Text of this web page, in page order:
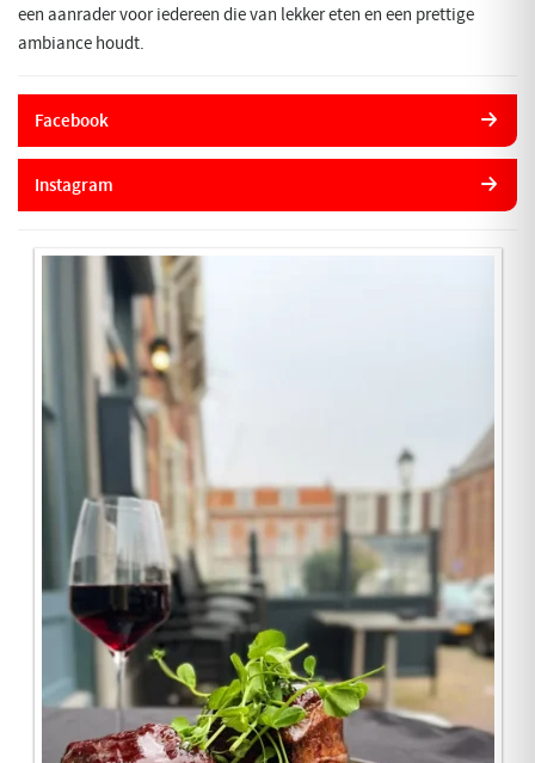
een aanrader voor iedereen die van lekker eten en een prettige
ambiance houdt.
Facebook
Instagram